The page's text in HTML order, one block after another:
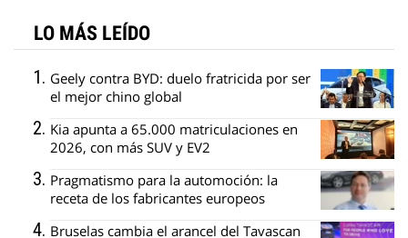
LO MÁS LEÍDO
Geely contra BYD: duelo fratricida por ser
el mejor chino global
Kia apunta a 65.000 matriculaciones en
2026, con más SUV y EV2
Pragmatismo para la automoción: la
receta de los fabricantes europeos
Bruselas cambia el arancel del Tavascan